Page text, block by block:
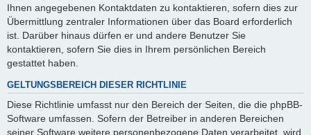
Ihnen angegebenen Kontaktdaten zu kontaktieren, sofern dies zur
Übermittlung zentraler Informationen über das Board erforderlich
ist. Darüber hinaus dürfen er und andere Benutzer Sie
kontaktieren, sofern Sie dies in Ihrem persönlichen Bereich
gestattet haben.
GELTUNGSBEREICH DIESER RICHTLINIE
Diese Richtlinie umfasst nur den Bereich der Seiten, die die phpBB-
Software umfassen. Sofern der Betreiber in anderen Bereichen
seiner Software weitere personenbezogene Daten verarbeitet, wird